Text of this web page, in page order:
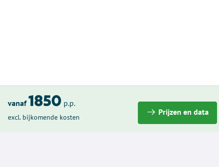
vanaf 1850 p.p.
excl. bijkomende kosten
Prijzen en data